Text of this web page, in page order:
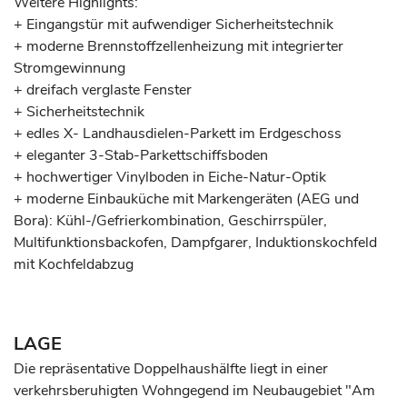
+ Eingangstür mit aufwendiger Sicherheitstechnik
+ moderne Brennstoffzellenheizung mit integrierter
Stromgewinnung
+ dreifach verglaste Fenster
+ Sicherheitstechnik
+ edles X- Landhausdielen-Parkett im Erdgeschoss
+ eleganter 3-Stab-Parkettschiffsboden
+ hochwertiger Vinylboden in Eiche-Natur-Optik
+ moderne Einbauküche mit Markengeräten (AEG und
Bora): Kühl-/Gefrierkombination, Geschirrspüler,
Multifunktionsbackofen, Dampfgarer, Induktionskochfeld
mit Kochfeldabzug
LAGE
Die repräsentative Doppelhaushälfte liegt in einer
verkehrsberuhigten Wohngegend im Neubaugebiet "Am